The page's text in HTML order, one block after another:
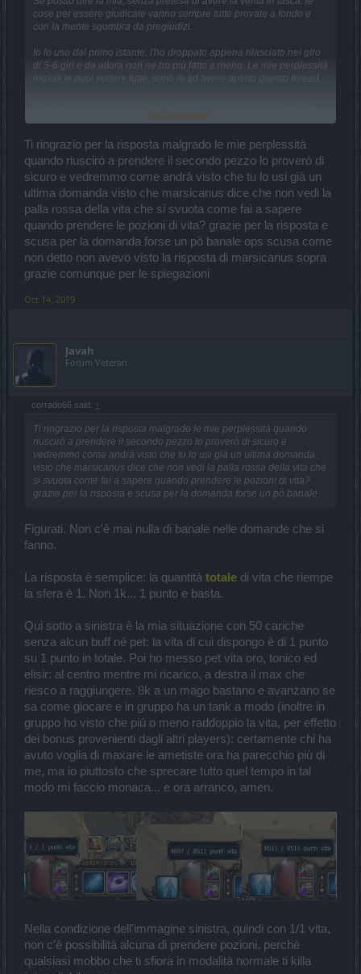
cose per essere giudicate vanno sempre tutte provate a fondo e
con la mente sgombra da pregiudizi.
Io lo uso dal primo istante, l'ho droppato appena rilasciato nel giro
di 5-6 giri e da allora non ne ho più fatto a meno. Le mie perplessità
iniziali le puoi vedere tutte, sono io ad avere aperto questo thread...
deve essere il set che porta il nome dell'essere più demoniaco
rappresenta l'eccesso, e come tale non fa per tutti... come giusto
che sia per gli eccessi. E' un set che rasenta l'usabilità persino per
chi è endgame ma, sfruttato con intelligenza e perizia, dà risultati
ineguagliabili. Certo, non so davvero dire se e come potrebbe
riuscire ad usarlo un war con settaggio a 2 mani nelle infernali più
alte, ma io mi limito alla mia classe.
Ci sarebbe molto da parlare a riguardo di questo set, ma poichè
appunto non sono qui per insegnare niente, credo che ognuno
debba (se vuole) trovare a proprie spese la maniera per conviverci.
Uno dei suoi vantaggi: rende molto meno dipendenti dall'arma che
il giocatore dal vincolo dei 10k danno in più o meno che può fornire
Venendo alle domande specifiche di
detto daMarsicanuse
anzi, salutano il taglio della tua testa con una bella risata); partendo
da 84k vita in condizioni normali, a 50 cariche non ti rimarrà altro
mentre accumuli cariche). E' indispensabile usare pozioni, elisir,
pet vita, e chi più ne ha... e solo allora ti rimarranno "un po'" di k: a
te trovare il modo giusto di gestirli
Click to expand...
Ti ringrazio per la risposta malgrado le mie perplessità
quando riuscirò a prendere il secondo pezzo lo proverò di
sicuro e vedremmo come andrà visto che tu lo usi già un
ultima domanda visto che marsicanus dice che non vedi la
palla rossa della vita che si svuota come fai a sapere
quando prendere le pozioni di vita? grazie per la risposta e
scusa per la domanda forse un pò banale ops scusa come
non detto non avevo visto la risposta di marsicanus sopra
grazie comunque per le spiegazioni
Oct 14, 2019
Javah
Forum Veteran
corrado66 said: ↑
Ti ringrazio per la risposta malgrado le mie perplessità quando
riuscirò a prendere il secondo pezzo lo proverò di sicuro e
vedremmo come andrà visto che tu lo usi già un ultima domanda
visto che marsicanus dice che non vedi la palla rossa della vita che
si svuota come fai a sapere quando prendere le pozioni di vita?
grazie per la risposta e scusa per la domanda forse un pò banale
Figurati. Non c'è mai nulla di banale nelle domande che si
fanno.
La risposta è semplice: la quantità totale di vita che riempe
la sfera è 1. Non 1k... 1 punto e basta.
Qui sotto a sinistra è la mia situazione con 50 cariche
senza alcun buff né pet: la vita di cui dispongo è di 1 punto
su 1 punto in totale. Poi ho messo pet vita oro, tonico ed
elisir: al centro mentre mi ricarico, a destra il max che
riesco a raggiungere. 8k a un mago bastano e avanzano se
sa come giocare e in gruppo ha un tank a modo (inoltre in
gruppo ho visto che più o meno raddoppio la vita, per effetto
dei bonus provenienti dagli altri players): certamente chi ha
avuto voglia di maxare le ametiste ora ha parecchio più di
me, ma io piuttosto che sprecare tutto quel tempo in tal
modo mi faccio monaca... e ora arranco, amen.
Nella condizione dell'immagine sinistra, quindi con 1/1 vita,
non c'è possibilità alcuna di prendere pozioni, perchè
qualsiasi mobbo che ti sfiora in modalità normale ti killa